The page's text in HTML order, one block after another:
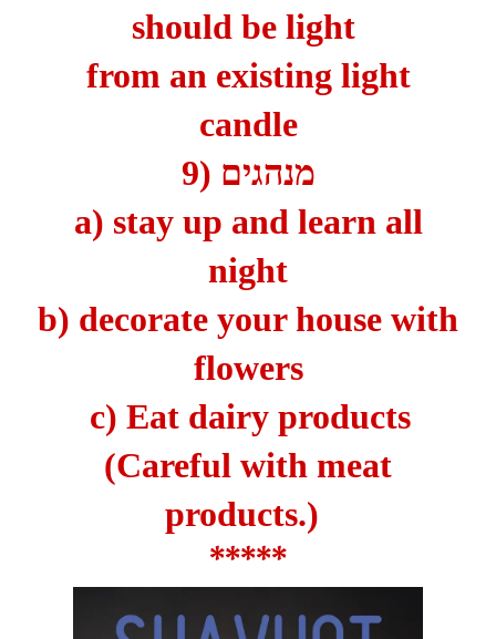
should be light
from an existing light
candle
9) מנהגים
a) stay up and learn all
night
b) decorate your house with
flowers
c) Eat dairy products
(Careful with meat
products.)
*****